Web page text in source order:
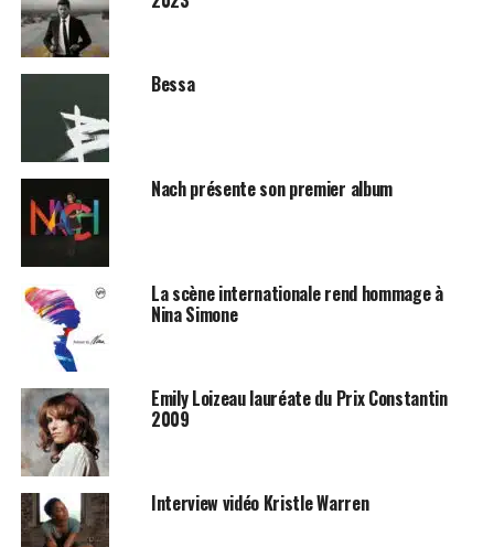
Dès lors, Nina Simone devient une icône : l'inspiration
première d'une génération de musiciens rap, r'n'b ou
rock.
SUJETS ASSOCIÉS:
Bessa
Nach présente son premier album
La scène internationale rend hommage à
Nina Simone
Emily Loizeau lauréate du Prix Constantin
2009
Interview vidéo Kristle Warren